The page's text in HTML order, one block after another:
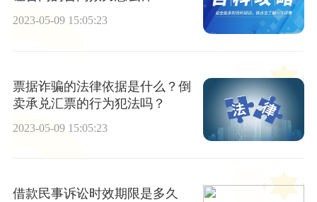
2023-05-09 15:05:23
票据诈骗的法律依据是什么？倒
卖承兑汇票的行为犯法吗？
2023-05-09 15:05:23
借款民事诉讼时效期限是多久